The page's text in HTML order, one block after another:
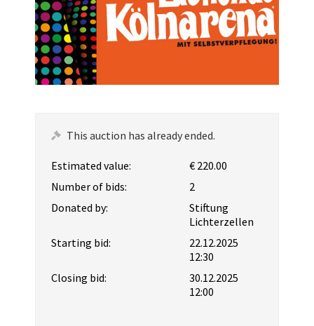
This auction has already ended.
Estimated value:
€ 220.00
Number of bids:
2
Donated by:
Stiftung
Lichterzellen
Starting bid:
22.12.2025
12:30
Closing bid:
30.12.2025
12:00